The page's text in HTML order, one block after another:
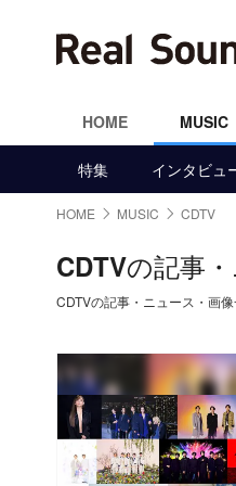
HOME MUSIC
特集 インタビュ
HOME MUSIC CDTV
CDTVの記事
CDTVの記事・ニュース・画